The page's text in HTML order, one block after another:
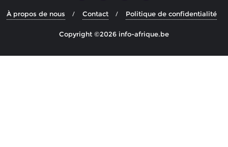
À propos de nous Contact Politique de confidentialité
Copyright ©2026 info-afrique.be